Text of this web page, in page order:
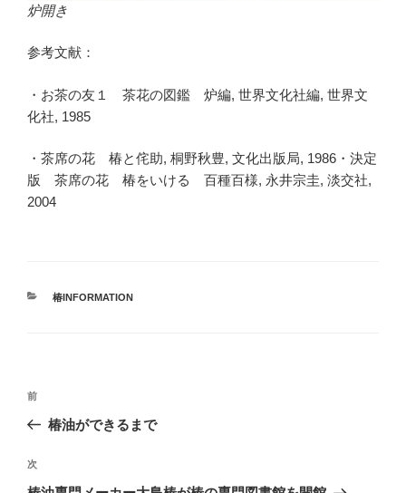
炉開き
参考文献：
・お茶の友１ 茶花の図鑑 炉編, 世界文化社編, 世界文
化社, 1985
・茶席の花 椿と侘助, 桐野秋豊, 文化出版局, 1986・決定
版 茶席の花 椿をいける 百種百様, 永井宗圭, 淡交社,
2004
カ
椿INFORMATION
投
ビ
ゲ
前
の
稿
前
椿油ができるまで
次
の
次